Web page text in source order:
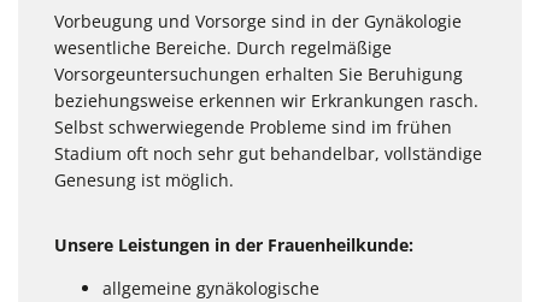
Vorbeugung und Vorsorge sind in der Gynäkologie
wesentliche Bereiche. Durch regelmäßige
Vorsorgeuntersuchungen erhalten Sie Beruhigung
beziehungsweise erkennen wir Erkrankungen rasch.
Selbst schwerwiegende Probleme sind im frühen
Stadium oft noch sehr gut behandelbar, vollständige
Genesung ist möglich.
Unsere Leistungen in der Frauenheilkunde:
allgemeine gynäkologische